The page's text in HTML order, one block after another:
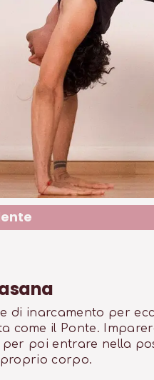
di inarcamento per
come il Ponte.
poi entrare nella
corpo.